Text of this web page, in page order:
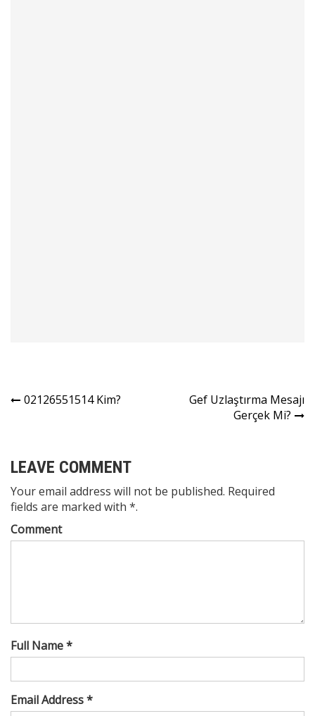
Yazı
02126551514 Kim?
Gef Uzlaştırma Mesajı
Gerçek Mi?
LEAVE COMMENT
Your email address will not be published. Required
fields are marked with *.
Comment
Full Name *
Email Address *